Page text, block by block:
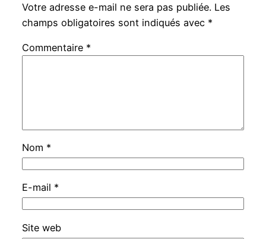
Votre adresse e-mail ne sera pas publiée. Les
champs obligatoires sont indiqués avec *
Commentaire *
Nom *
E-mail *
Site web